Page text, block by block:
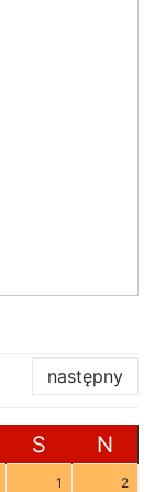
następny
S N
1 2